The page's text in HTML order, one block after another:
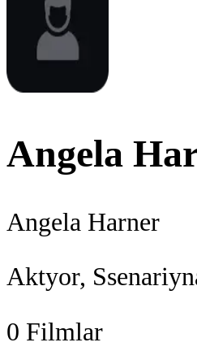
Angela
Angela Harner
Aktyor,
0 Filmlar